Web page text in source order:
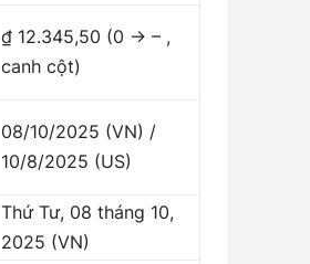
₫ 12.345,50 (0 → – ,
canh cột)
08/10/2025 (VN) /
10/8/2025 (US)
Thứ Tư, 08 tháng 10,
2025 (VN)